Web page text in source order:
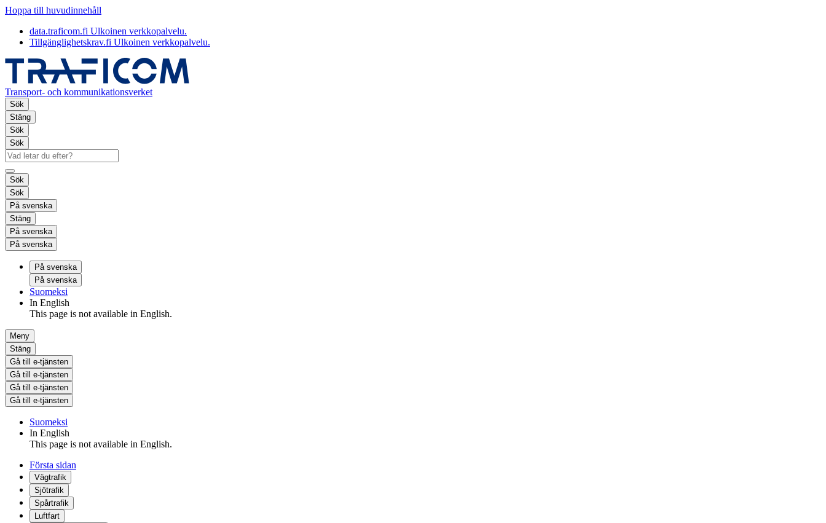
Hoppa till huvudinnehåll
data.traficom.fi Ulkoinen verkkopalvelu.
Tillgänglighetskrav.fi Ulkoinen verkkopalvelu.
Transport- och kommunikationsverket
Sök
Stäng
Sök
Sök
Sök
Sök
På svenska
Stäng
På svenska
På svenska
På svenska
På svenska
Suomeksi
In English
This page is not available in English.
Meny
Stäng
Gå till e-tjänsten
Gå till e-tjänsten
Gå till e-tjänsten
Gå till e-tjänsten
Suomeksi
In English
This page is not available in English.
Första sidan
Vägtrafik
Sjötrafik
Spårtrafik
Luftfart